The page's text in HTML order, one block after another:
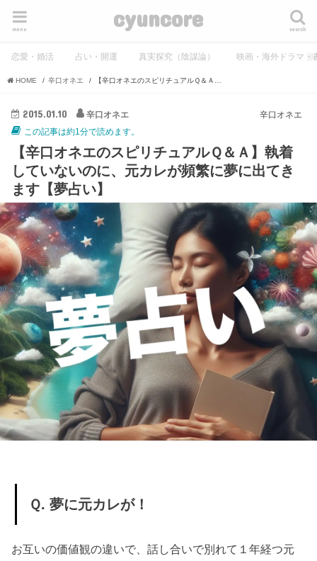
cyuncore search
menu
恋愛・婚活 占い・開運 真実探究（陰謀論） 映画・海外ドラマ・
HOME 辛口オネエ
辛口オネエ
2015.01.10
辛口オネエ
この記事は約1分で読めます。
【辛口オネエのスピリチュアルＱ＆Ａ】執着
していないのに、元カレが頻繁に夢に出てき
ます【夢占い】
Ｑ. 夢に元カレが！
お互いの価値観の違いで、話し合いで別れて１年経つ元